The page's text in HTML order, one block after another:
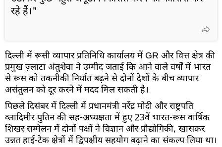
रहे हैं।"
दिल्ली में रूसी व्यापार प्रतिनिधि कार्यालय में GR और वित्त क्षेत्र की
प्रमुख ज़्लाटा अंतुशेवा ने उम्मीद जताई कि आने वाले वर्षों में भारत
से रूस को तकनीकी निर्यात बढ़ने से दोनों देशों के बीच व्यापार
असंतुलन को दूर करने में मदद मिल सकती है।
पिछले दिसंबर में दिल्ली में प्रधानमंत्री नरेंद्र मोदी और राष्ट्रपति
व्लादिमीर पुतिन की सह-अध्यक्षता में हुए 23वें भारत-रूस वार्षिक
शिखर सम्मेलन में दोनों पक्षों ने विज्ञान और प्रौद्योगिकी, खासकर
उन्नत हाई-टेक क्षेत्रों में द्विपक्षीय सहयोग बढ़ाने का संकल्प लिया था।